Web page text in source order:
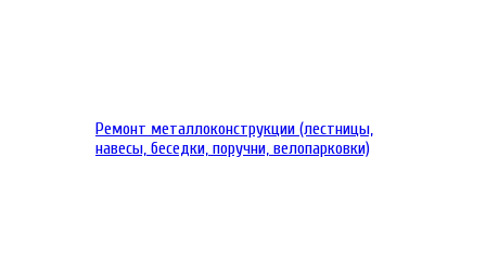
Ремонт металлоконструкции (лестницы,
навесы, беседки, поручни, велопарковки)